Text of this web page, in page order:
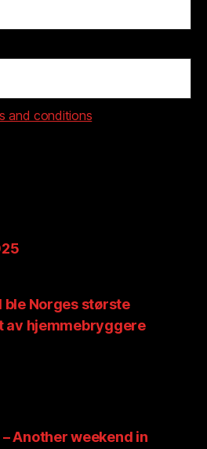
and conditions
ble Norges største
av hjemmebryggere
Another weekend in